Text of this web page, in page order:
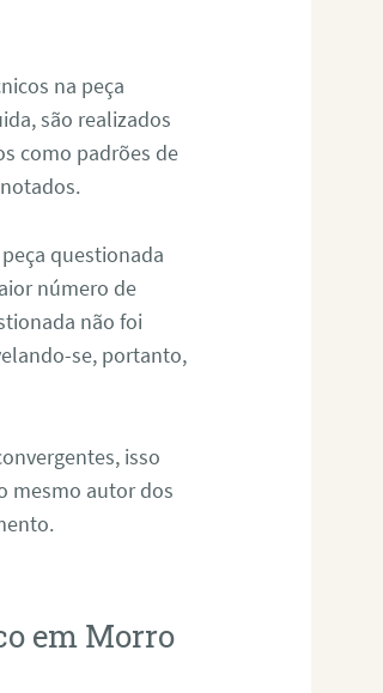
na peça
são realizados
como padrões de
questionada
número de
não foi
se, portanto,
isso
mesmo autor dos
em Morro